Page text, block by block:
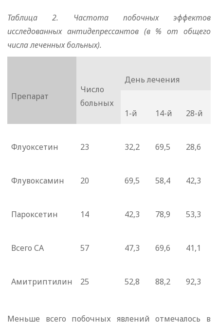
Таблица 2. Частота побочных эффектов
исследованных антидепрессантов (в % от общего
числа леченных больных).
Препарат
Число
больных
День лечения
1-й 14-й 28-й
Флуоксетин 23 32,2 69,5 28,6
Флувоксамин 20 69,5 58,4 42,3
Пароксетин 14 42,3 78,9 53,3
Всего СА 57 47,3 69,6 41,1
Амитриптилин 25 52,8 88,2 92,3
Меньше всего побочных явлений отмечалось в